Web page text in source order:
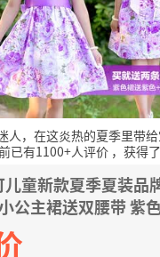
，在这炎热的夏季里带
已有1100+人评价 ，获得
童新款夏季夏装品
公主裙送双腰带 紫